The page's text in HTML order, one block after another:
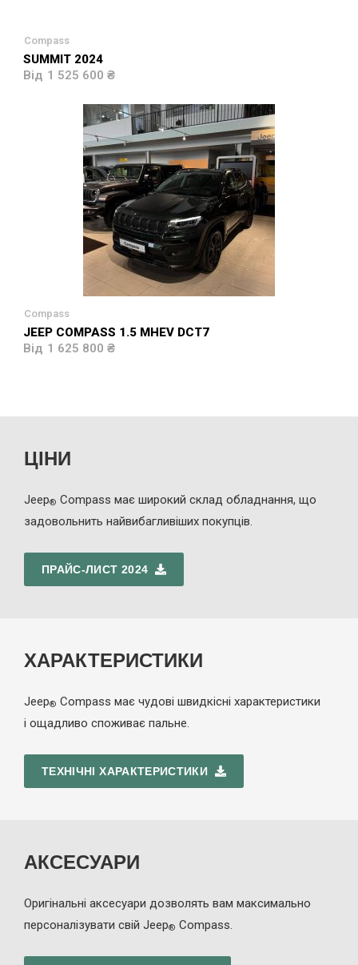
Compass
SUMMIT 2024
1 525 600 ₴
Compass
JEEP COMPASS 1.5 MHEV DCT7
1 625 800 ₴
ЦІНИ
Jeep® Compass має широкий склад обладнання, що
задовольнить найвибагливіших покупців.
ПРАЙС-ЛИСТ 2024
ХАРАКТЕРИСТИКИ
Jeep® Compass має чудові швидкісні характеристики
і ощадливо споживає пальне.
ТЕХНІЧНІ ХАРАКТЕРИСТИКИ
АКСЕСУАРИ
Оригінальні аксесуари дозволять вам максимально
персоналізувати свій Jeep® Compass.